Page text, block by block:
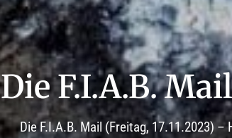
Die F.I.A.B.
Die F.I.A.B. Mail (Freitag, 17.11.2023)